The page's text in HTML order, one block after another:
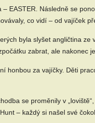
EASTER. Následně se
co vidí – od vajíček
byla slyšet angličtina ze
zabrat, ale nakonec
honbou za vajíčky. Děti
se proměnily v
– každý si našel své